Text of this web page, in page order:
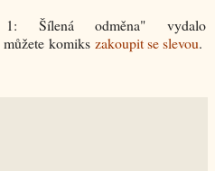
Šílená odměna" vydalo
můžete komiks zakoupit se slevou.